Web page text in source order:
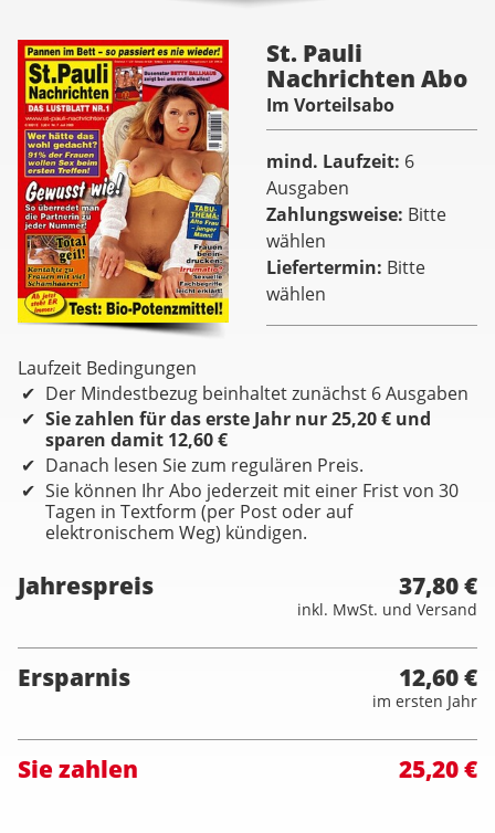
St. Pauli
Nachrichten Abo
Im Vorteilsabo
mind. Laufzeit 6
Ausgaben
Zahlungsweise Bitte
wählen
Liefertermin Bitte
wählen
Laufzeit Bedingungen
Der Mindestbezug beinhaltet zunächst 6 Ausgaben
Sie zahlen für das erste Jahr nur 25,20 € und
sparen damit 12,60 €
Danach lesen Sie zum regulären Preis.
Sie können Ihr Abo jederzeit mit einer Frist von 30
Tagen in Textform (per Post oder auf
elektronischem Weg) kündigen.
Jahrespreis 37,80 €
inkl. MwSt. und Versand
Ersparnis 12,60 €
im ersten Jahr
Sie zahlen 25,20 €